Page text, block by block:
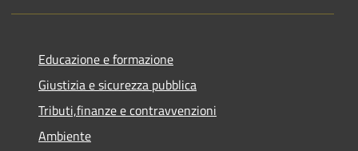
Educazione e formazione
Giustizia e sicurezza pubblica
Tributi,finanze e contravvenzioni
Ambiente